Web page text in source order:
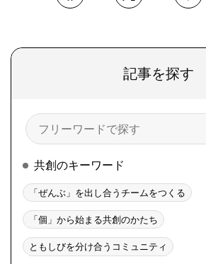
記事を探す
検
索
共創のキーワード
「ぜんぶ」を出し合うチームをつくる
「個」から始まる共創のかたち
ともしびを分け合うコミュニティ